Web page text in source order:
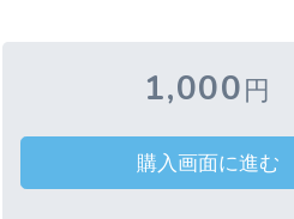
1,000円
購入画面に進む